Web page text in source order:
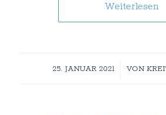
Weiterlesen
25. JANUAR 2021
/ VON